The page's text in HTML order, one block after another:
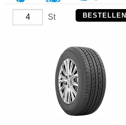
St BESTELLEN